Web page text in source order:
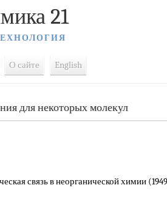
21
О сайте English
для некоторых молекул
связь в неорганической химии